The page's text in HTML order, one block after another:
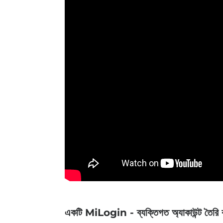
একটি MiLogin - ব্যক্তিগত অ্যাকাউন্ট তৈরি